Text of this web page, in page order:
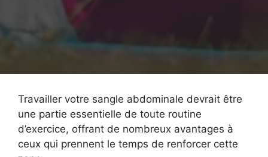
Travailler votre sangle abdominale devrait être
une partie essentielle de toute routine
d’exercice, offrant de nombreux avantages à
ceux qui prennent le temps de renforcer cette